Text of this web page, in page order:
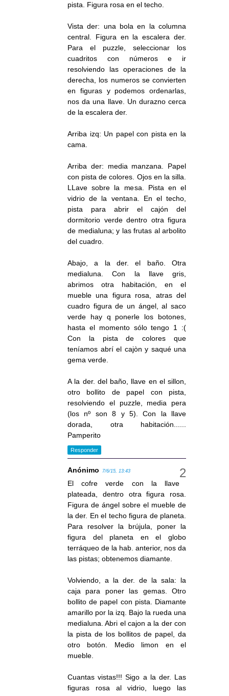
pista. Figura rosa en el techo.
Vista der: una bola en la columna
central. Figura en la escalera der.
Para el puzzle, seleccionar los
cuadritos con números e ir
resolviendo las operaciones de la
derecha, los numeros se convierten
en figuras y podemos ordenarlas,
nos da una llave. Un durazno cerca
de la escalera der.
Arriba izq: Un papel con pista en la
cama.
Arriba der: media manzana. Papel
con pista de colores. Ojos en la silla.
LLave sobre la mesa. Pista en el
vidrio de la ventana. En el techo,
pista para abrir el cajón del
dormitorio verde dentro otra figura
de medialuna; y las frutas al arbolito
del cuadro.
Abajo, a la der. el baño. Otra
medialuna. Con la llave gris,
abrimos otra habitación, en el
mueble una figura rosa, atras del
cuadro figura de un ángel, al saco
verde hay q ponerle los botones,
hasta el momento sólo tengo 1 :(
Con la pista de colores que
teníamos abrí el cajòn y saqué una
gema verde.
A la der. del baño, llave en el sillon,
otro bollito de papel con pista,
resolviendo el puzzle, media pera
(los nº son 8 y 5). Con la llave
dorada, otra habitación......
Pamperito
Responder
Anónimo 7/6/15, 13:43
El cofre verde con la llave
plateada, dentro otra figura rosa.
Figura de ángel sobre el mueble de
la der. En el techo figura de planeta.
Para resolver la brújula, poner la
figura del planeta en el globo
terráqueo de la hab. anterior, nos da
las pistas; obtenemos diamante.
Volviendo, a la der. de la sala: la
caja para poner las gemas. Otro
bollito de papel con pista. Diamante
amarillo por la izq. Bajo la rueda una
medialuna. Abri el cajon a la der con
la pista de los bollitos de papel, da
otro botón. Medio limon en el
mueble.
Cuantas vistas!!! Sigo a la der. Las
figuras rosa al vidrio, luego las